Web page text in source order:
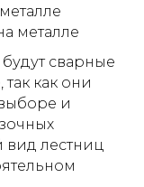
металле
сварные
как они
и
вид лестниц